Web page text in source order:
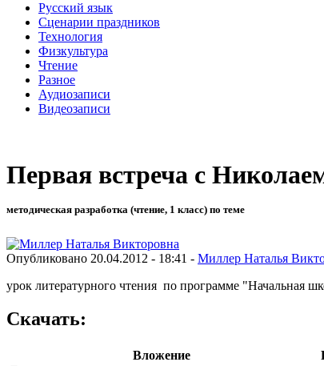
Русский язык
Сценарии праздников
Технология
Физкультура
Чтение
Разное
Аудиозаписи
Видеозаписи
Первая встреча с
методическая разработка (чтение, 1 класс) по теме
Опубликовано 20.04.2012 - 18:41 - Миллер Наталья
урок литературного чтения по программе "Начальная
Скачать:
Вложение